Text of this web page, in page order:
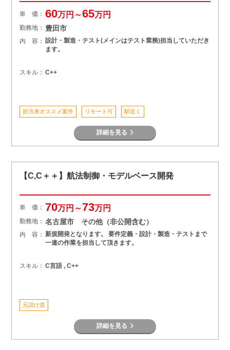
単 価： 60万円～65万円
勤務地： 豊田市
内 容： 設計・製造・テスト(メインはテスト業務)担当していただき
ます。
スキル： C++
担当者オススメ案件 リモート可 駅近く
詳細を見る
【C,C＋＋】航法制御・モデルベース開発
単 価： 70万円～73万円
勤務地： 名古屋市 その他（非公開含む）
内 容： 新規開発となります。 要件定義・設計・製造・テストまで
一連の作業を担当して頂きます。
スキル： C言語 , C++
元請け直
詳細を見る